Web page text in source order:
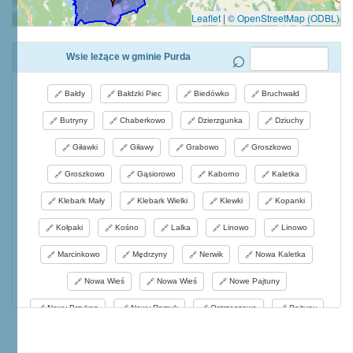
Leaflet | © OpenStreetMap (ODBL)
Wsie leżące w gminie Purda
Bałdy Bałdzki Piec Biedówko Bruchwałd
Butryny Chaberkowo Dzierzgunka Dziuchy
Giławki Giławy Grabowo Groszkowo
Groszkowo Gąsiorowo Kaborno Kaletka
Klebark Mały Klebark Wielki Klewki Kopanki
Kołpaki Kośno Lalka Linowo Linowo
Marcinkowo Mędrzyny Nerwik Nowa Kaletka
Nowa Wieś Nowa Wieś Nowe Pajtuny
Nowy Przykop Nowy Ramuk Ostrzeszewo Pajtuny